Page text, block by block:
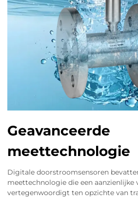
Geavanceerde
meettechnologie
Digitale doorstroomsensoren
meettechnologie die een aanzienlijke
vertegenwoordigt ten opzichte van